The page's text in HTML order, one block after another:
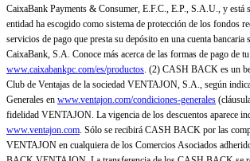
CaixaBank Payments & Consumer, E.F.C., E.P., S.A.U., y está
entidad ha escogido como sistema de protección de los fondos
servicios de pago que presta su depósito en una cuenta bancaria
CaixaBank, S.A. Conoce más acerca de las formas de pago de
www.caixabankpc.com/es/productos. (2) CASH BACK es un
Club de Ventajas de la sociedad VENTAJON, S.A., según
Generales en www.ventajon.com/condiciones-generales
fidelidad VENTAJON. La vigencia de los descuentos aparece
www.ventajon.com. Sólo se recibirá CASH BACK por las
VENTAJON en cualquiera de los Comercios Asociados